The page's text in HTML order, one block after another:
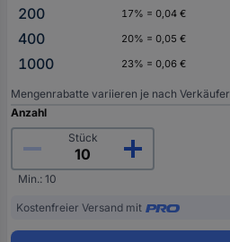
200
17% = 0,04 €
400
20% = 0,05 €
1000
23% = 0,06 €
Mengenrabatte variieren je nach Verkäufer
Anzahl
Stück
Min.: 10
Kostenfreier Versand mit